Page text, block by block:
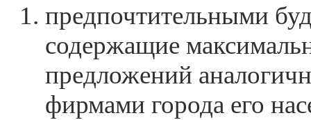
предпочтительными
содержащие
предложений
фирмами города его